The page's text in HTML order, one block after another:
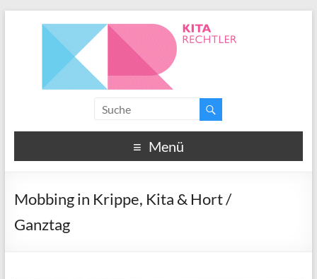
Menü
Mobbing in Krippe, Kita & Hort /
Ganztag